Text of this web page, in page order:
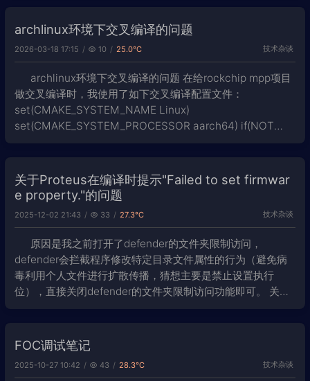
archlinux环境下交叉编译的问题
2026-03-18 17:15 10 25.0℃ 技术杂谈
archlinux环境下交叉编译的问题 在给rockchip mpp项目
做交叉编译时，我使用了如下交叉编译配置文件：
set(CMAKE_SYSTEM_NAME Linux)
set(CMAKE_SYSTEM_PROCESSOR aarch64) if(NOT
关于Proteus在编译时提示"Failed to set firmwar
e property."的问题
2025-12-02 21:43 33 27.3℃ 技术杂谈
原因是我之前打开了defender的文件夹限制访问，
defender会拦截程序修改特定目录文件属性的行为（避免病
毒利用个人文件进行扩散传播，猜想主要是禁止设置执行
位），直接关闭defender的文件夹限制访问功能即可。 关闭
FOC调试笔记
2025-10-27 10:42 43 28.3℃ 技术杂谈